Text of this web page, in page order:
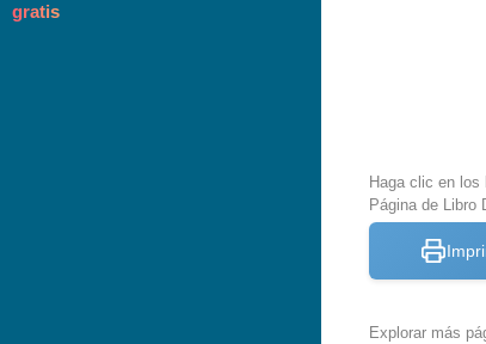
Haga clic en
Página de Libro
Explorar más
gratis